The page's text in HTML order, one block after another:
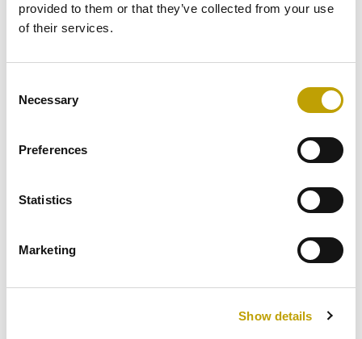
provided to them or that they’ve collected from your use
of their services.
Selection
Necessary
Preferences
Statistics
Marketing
Show details
Sott'oli
FUNGHI MISTI
€19,70
0out of 5
FUNGHI TAGLIATI
ALLA CONTADINA